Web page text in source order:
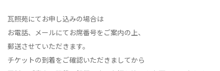
瓦照苑にてお申し込みの場合は
お電話、メールにてお席番号をご案内の上、
郵送させていただきます。
チケットの到着をご確認いただきましてから